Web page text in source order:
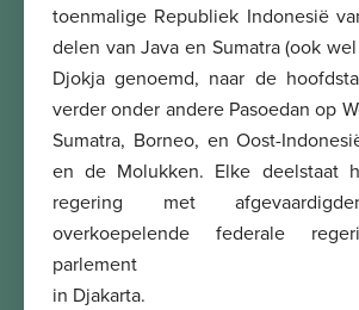
toenmalige Republiek Indonesië
delen van Java en Sumatra (ook
Djokja genoemd, naar de
verder onder andere Pasoedan op
Sumatra, Borneo, en Oost-
en de Molukken. Elke deelstaat
regering met
overkoepelende federale
parlement
in Djakarta.